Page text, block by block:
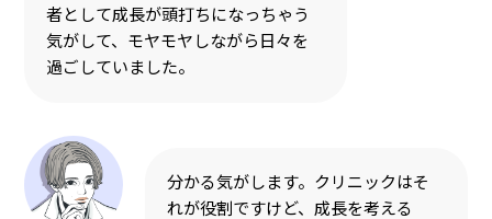
者として成長が頭打ちになっちゃう
気がして、モヤモヤしながら日々を
過ごしていました。
分かる気がします。クリニックはそ
れが役割ですけど、成長を考える